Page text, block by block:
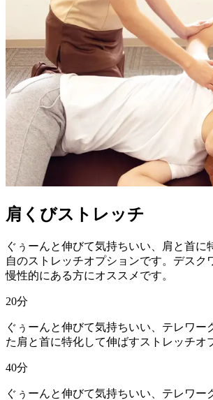
肩くびストレッチ
ぐぅーんと伸びて気持ちいい、肩と首に
自のストレッチオプションです。デスク
慢性的にある方にオススメです。
20分
ぐぅーんと伸びて気持ちいい、テレワー
た肩と首に特化して伸ばすストレッチオ
40分
ぐぅーんと伸びて気持ちいい、テレワー